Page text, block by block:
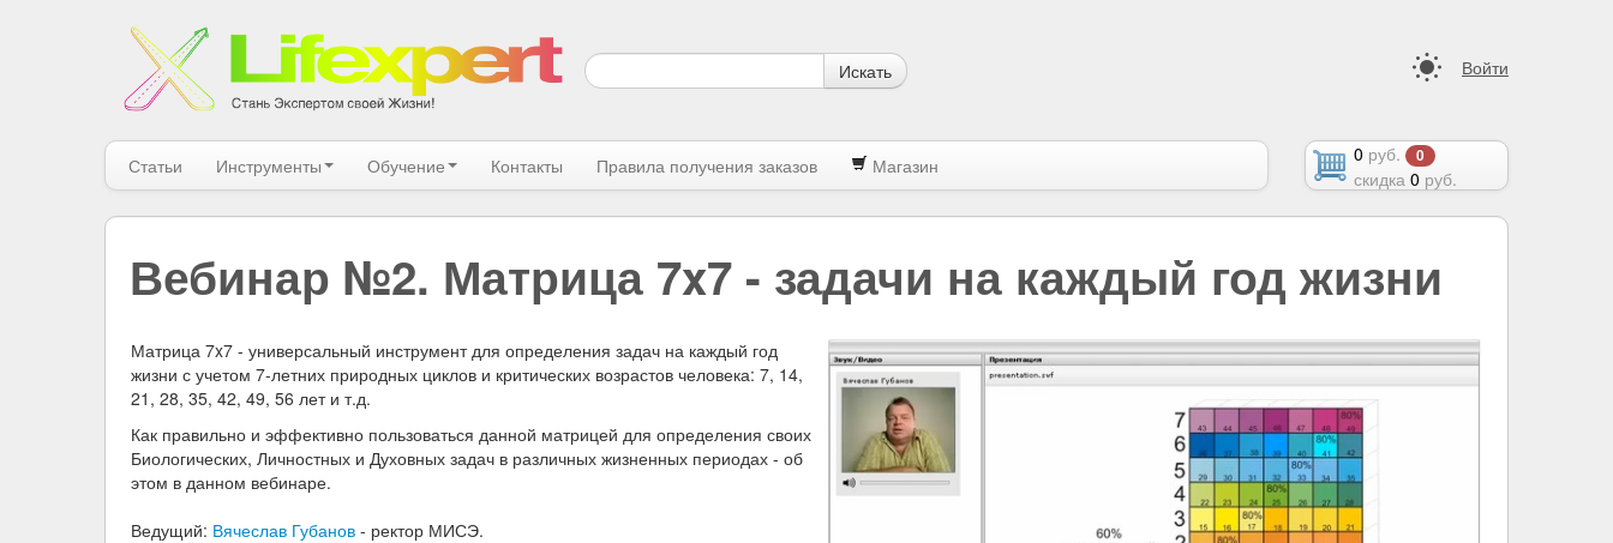
Искать Войти
Статьи Инструменты Обучение Контакты Правила получения заказов Магазин 0 руб. 0
скидка 0 руб.
Вебинар №2. Матрица 7x7 - задачи на каждый год жизни
Матрица 7x7 - универсальный инструмент для определения задач на каждый год
жизни с учетом 7-летних природных циклов и критических возрастов человека: 7, 14,
21, 28, 35, 42, 49, 56 лет и т.д.
Как правильно и эффективно пользоваться данной матрицей для определения своих
Биологических, Личностных и Духовных задач в различных жизненных периодах - об
этом в данном вебинаре.
Ведущий: Вячеслав Губанов - ректор МИСЭ.